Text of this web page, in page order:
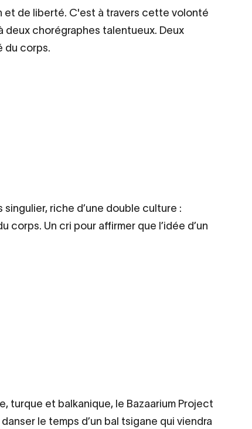
et de liberté. C'est à travers cette volonté
deux chorégraphes talentueux. Deux
du corps.
singulier, riche d’une double culture :
corps. Un cri pour affirmer que l’idée d’un
turque et balkanique, le Bazaarium Project
le temps d’un bal tsigane qui viendra